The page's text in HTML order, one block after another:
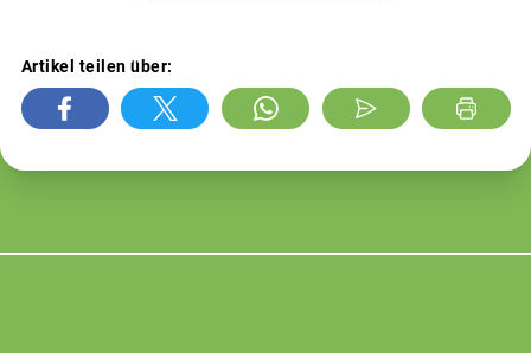
Artikel teilen über: